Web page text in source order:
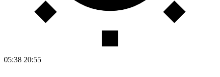
05:38 20:55